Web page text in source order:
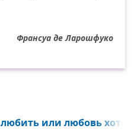
Франсуа де Ларошфуко
или любовь